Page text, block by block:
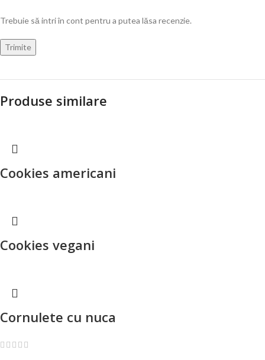
Trebuie să intri în cont pentru a putea lăsa recenzie.
Produse similare
Cookies americani
Cookies vegani
Cornulete cu nuca